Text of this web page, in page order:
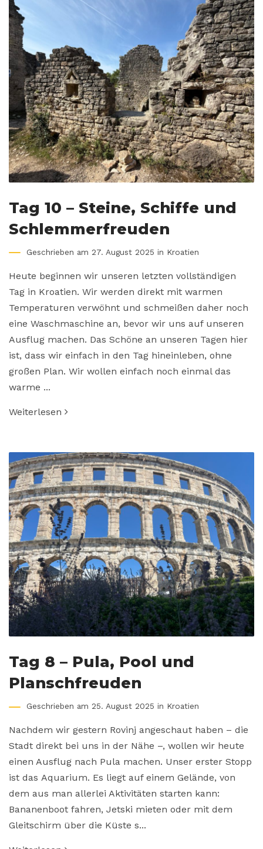
Tag 10 – Steine, Schiffe und
Schlemmerfreuden
Geschrieben am 27. August 2025 in Kroatien
Heute beginnen wir unseren letzten vollständigen
Tag in Kroatien. Wir werden direkt mit warmen
Temperaturen verwöhnt und schmeißen daher noch
eine Waschmaschine an, bevor wir uns auf unseren
Ausflug machen. Das Schöne an unseren Tagen hier
ist, dass wir einfach in den Tag hineinleben, ohne
großen Plan. Wir wollen einfach noch einmal das
warme ...
Weiterlesen
Tag 8 – Pula, Pool und
Planschfreuden
Geschrieben am 25. August 2025 in Kroatien
Nachdem wir gestern Rovinj angeschaut haben – die
Stadt direkt bei uns in der Nähe –, wollen wir heute
einen Ausflug nach Pula machen. Unser erster Stopp
ist das Aquarium. Es liegt auf einem Gelände, von
dem aus man allerlei Aktivitäten starten kann:
Bananenboot fahren, Jetski mieten oder mit dem
Gleitschirm über die Küste s...